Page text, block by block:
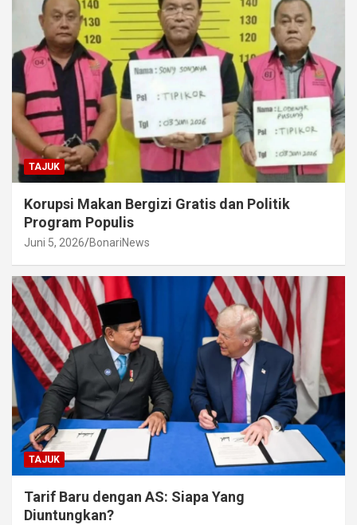
TAJUK
Korupsi Makan Bergizi Gratis dan Politik
Program Populis
Juni 5, 2026 BonariNews
TAJUK
Tarif Baru dengan AS: Siapa Yang
Diuntungkan?